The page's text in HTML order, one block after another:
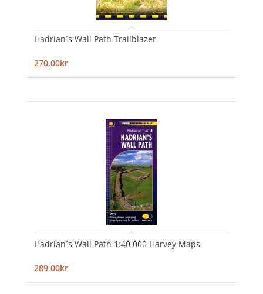
Hadrian´s Wall Path Trailblazer
270,00kr
Hadrian´s Wall Path 1:40 000 Harvey Maps
289,00kr